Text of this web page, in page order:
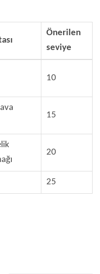
Önerilen
seviye
10
15
20
25